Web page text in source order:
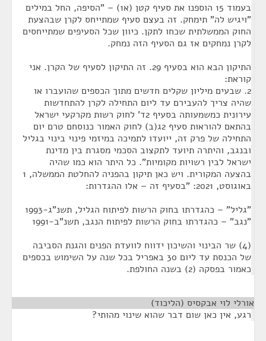
בעמוד 15 הוספנו את סעיף קטן (א1) – "הסיפה, החל במילים
"ויגיש לה" תימחק. זה בעצם סעיף שמתייחס לקרן שבהצעת
החוק הממשלתית שכחו לתקן. כיוון שכל הסעיפים שמתייחסים
לקרן נמחקים אז גם הסעיף הזה נמחק.
התיקון הבא הוא בסעיף 29. זה התיקון לסעיף של הקרן. אני
קוראת:
2. שבעים מיליון שקלים חדשים מתוך הכספים שהועברו או
שהיה צריך להעבירם עד ליום התחילה לקרן להתחדשות
עירונית כמשמעותה בסעיף 2ד' לחוק רשות מקרקעי ישראל
בהתאם להוראות סעיף 2ג(ב) לחוק האמור כנוסחם טרם יום
התחילה של פרק זה, ייועדו לתמיכה במיזמי פינוי בינוי בגליל
ובנגב, והיתרה תיועד לתקצוב הסכמי מסגרת בין מדינת
ישראל לבין רשויות מקומיות". כל היתר הוא כמו שהיה
בהצעה המקורית. ויש כאן תיקון בהפניה להחלטת הממשלה, 1
באוגוסט, 2021: "בסעיף זה – אלו ההגדרות:
"גליל" – כהגדרתו בחוק הרשות לפיתוח הגליל, תשנ"ג-1993
"נגב" – כהגדרתו בחוק הרשות לפיתוח הנגב, תשנ"ב-1991
(4) שר הבינוי והשיכון ידווח לוועדת הפנים והגנת הסביבה
של הכנסת עד ליום 30 באפריל בכל שנה על השימוש בכספים
כאמור בפסקה (2) בשנה החולפת.
אורלי לוי אבקסיס (הליכוד)
רגע, אין כאן שום דבר שהוא שינוי מהותי?